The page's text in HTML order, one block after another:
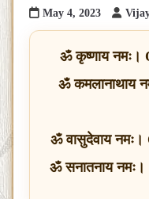
May 4, 2023
ॐ कृष्णाय नमः।
ॐ कमलानाथाय
ॐ वासुदेवाय
ॐ सनातनाय